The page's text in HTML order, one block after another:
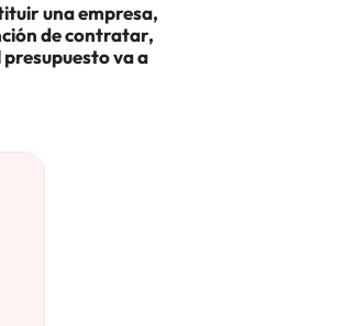
una empresa,
de contratar,
va a